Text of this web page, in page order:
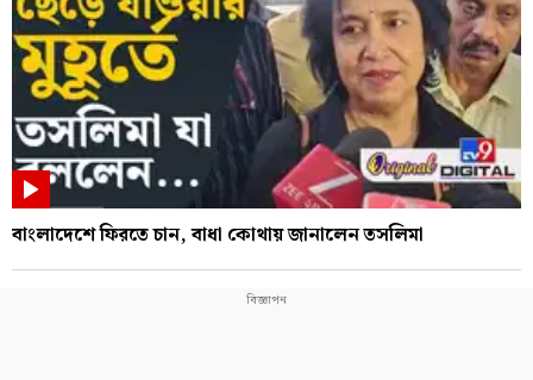
বাংলাদেশে ফিরতে চান, বাধা কোথায় জানালেন তসলিমা